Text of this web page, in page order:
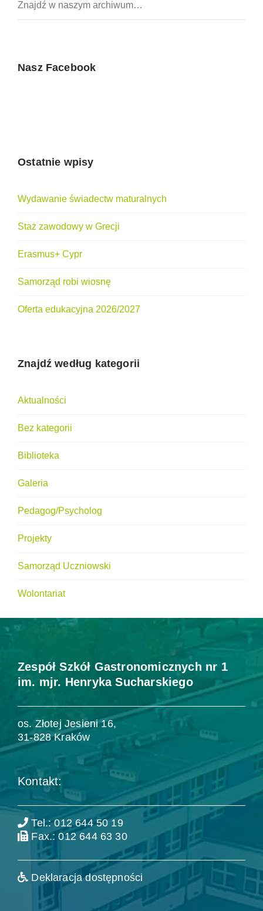
Nasz Facebook
Ostatnie wpisy
Wydawanie świadectw maturalnych
Staż zawodowy w Grecji
Erasmus+ Cypr
Samorząd robi wiosnę
Oferta edukacyjna 2026/2027
Znajdź według kategorii
Aktualności
Bez kategorii
Biblioteka
Galeria
Pedagog/Psycholog
Projekty
Samorząd Uczniowski
Wolontariat
Zespół Szkół Gastronomicznych nr 1
im. mjr. Henryka Sucharskiego
os. Złotej Jesieni 16,
31-828 Kraków
Kontakt:
Tel.: 012 644 50 19
Fax.: 012 644 63 30
Deklaracja dostępności